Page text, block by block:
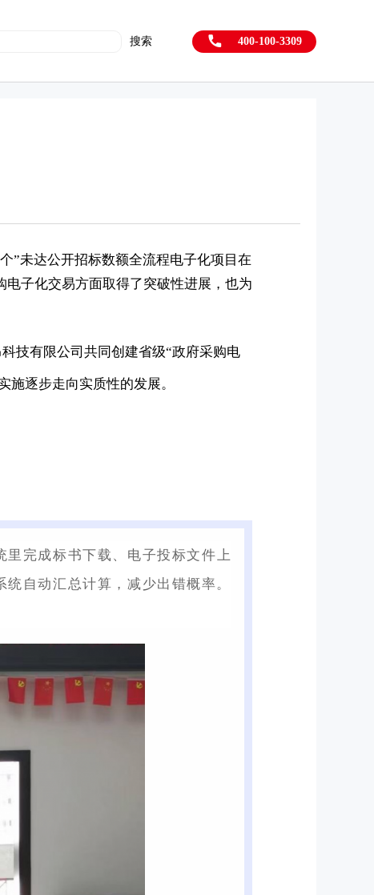
搜索 400-100-3309
”未达公开招标数额全流程电子化项目在
子化交易方面取得了突破性进展，也为
技有限公司共同创建省级“政府采购电
逐步走向实质性的发展。
完成标书下载、电子投标文件上
自动汇总计算，减少出错概率。